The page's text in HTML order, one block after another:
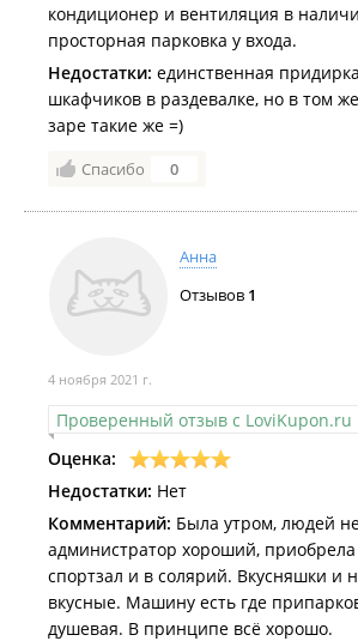
кондиционер и вентиляция в
просторная парковка у входа.
Недостатки: единственная
шкафчиков в раздевалке, но в том
заре такие же =)
Спасибо 0
Анна
Отзывов 1
4 ноября 2021 г.
Проверенный отзыв с LoviKupon.ru
Оценка:
Недостатки: Нет
Комментарий: Была утром, людей
администратор хороший,
спортзал и в солярий. Вкусняшки и
вкусные. Машину есть где
душевая. В принципе всё хорошо.